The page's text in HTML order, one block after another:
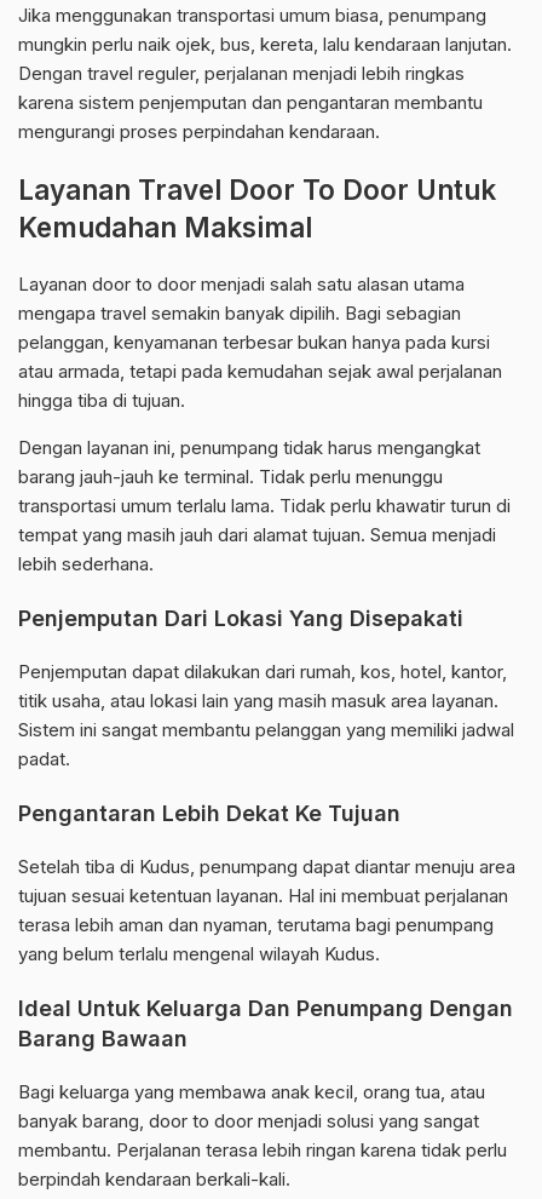
Jika menggunakan transportasi umum biasa, penumpang
mungkin perlu naik ojek, bus, kereta, lalu kendaraan lanjutan.
Dengan travel reguler, perjalanan menjadi lebih ringkas
karena sistem penjemputan dan pengantaran membantu
mengurangi proses perpindahan kendaraan.
Layanan Travel Door To Door Untuk
Kemudahan Maksimal
Layanan door to door menjadi salah satu alasan utama
mengapa travel semakin banyak dipilih. Bagi sebagian
pelanggan, kenyamanan terbesar bukan hanya pada kursi
atau armada, tetapi pada kemudahan sejak awal perjalanan
hingga tiba di tujuan.
Dengan layanan ini, penumpang tidak harus mengangkat
barang jauh-jauh ke terminal. Tidak perlu menunggu
transportasi umum terlalu lama. Tidak perlu khawatir turun di
tempat yang masih jauh dari alamat tujuan. Semua menjadi
lebih sederhana.
Penjemputan Dari Lokasi Yang Disepakati
Penjemputan dapat dilakukan dari rumah, kos, hotel, kantor,
titik usaha, atau lokasi lain yang masih masuk area layanan.
Sistem ini sangat membantu pelanggan yang memiliki jadwal
padat.
Pengantaran Lebih Dekat Ke Tujuan
Setelah tiba di Kudus, penumpang dapat diantar menuju area
tujuan sesuai ketentuan layanan. Hal ini membuat perjalanan
terasa lebih aman dan nyaman, terutama bagi penumpang
yang belum terlalu mengenal wilayah Kudus.
Ideal Untuk Keluarga Dan Penumpang Dengan
Barang Bawaan
Bagi keluarga yang membawa anak kecil, orang tua, atau
banyak barang, door to door menjadi solusi yang sangat
membantu. Perjalanan terasa lebih ringan karena tidak perlu
berpindah kendaraan berkali-kali.